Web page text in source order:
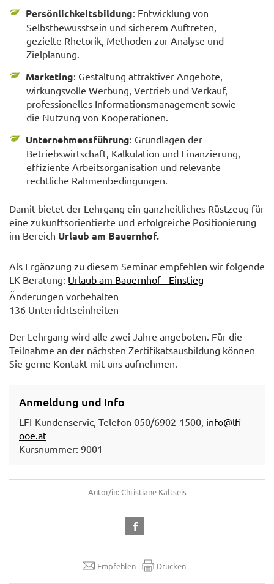
Persönlichkeitsbildung: Entwicklung von
Selbstbewusstsein und sicherem Auftreten,
gezielte Rhetorik, Methoden zur Analyse und
Zielplanung.
Marketing: Gestaltung attraktiver Angebote,
wirkungsvolle Werbung, Vertrieb und Verkauf,
professionelles Informationsmanagement sowie
die Nutzung von Kooperationen.
Unternehmensführung: Grundlagen der
Betriebswirtschaft, Kalkulation und Finanzierung,
effiziente Arbeitsorganisation und relevante
rechtliche Rahmenbedingungen.
Damit bietet der Lehrgang ein ganzheitliches Rüstzeug für
eine zukunftsorientierte und erfolgreiche Positionierung
im Bereich Urlaub am Bauernhof.
Als Ergänzung zu diesem Seminar empfehlen wir folgende
LK-Beratung: Urlaub am Bauernhof - Einstieg
Änderungen vorbehalten
136 Unterrichtseinheiten
Der Lehrgang wird alle zwei Jahre angeboten. Für die
Teilnahme an der nächsten Zertifikatsausbildung können
Sie gerne Kontakt mit uns aufnehmen.
Anmeldung und Info
LFI-Kundenservic, Telefon 050/6902-1500, info@lfi-
ooe.at
Kursnummer: 9001
Autor/in: Christiane Kaltseis
Empfehlen Drucken